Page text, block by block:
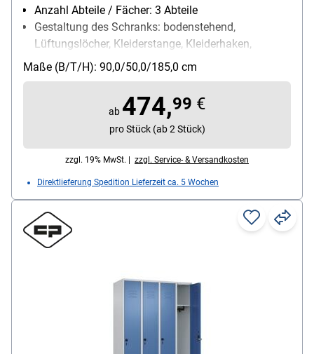
Anzahl Abteile / Fächer: 3 Abteile
Gestaltung des Schranks: bodenstehend,
Lüftungslöcher, Kleiderstange, Kleiderhaken,
Ablageboden, Etikettenrahmen
Schließungsart: Drehriegelverschluss
Besonderheiten: hohe UV- und
Korrosionsbeständigkeit / Türen mit Soft-Anschlag
/ eingestanzer Etikettenrahmen
Maße (B/T/H): 90,0/50,0/185,0 cm
ab 474,99 €
pro Stück (ab 2 Stück)
zzgl. 19% MwSt. | zzgl. Service- & Versandkosten
Direktlieferung Spedition Lieferzeit ca. 5 Wochen